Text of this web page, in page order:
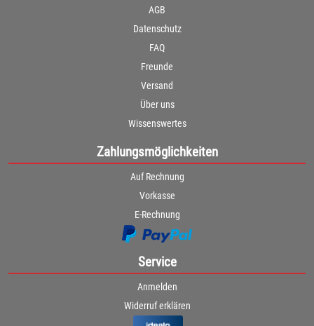
AGB
Datenschutz
FAQ
Freunde
Versand
Über uns
Wissenswertes
Zahlungsmöglichkeiten
Auf Rechnung
Vorkasse
E-Rechnung
Service
Anmelden
Widerruf erklären